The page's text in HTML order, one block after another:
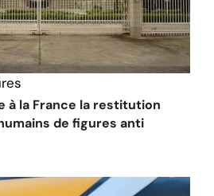
à la France la restitution
de figures anti